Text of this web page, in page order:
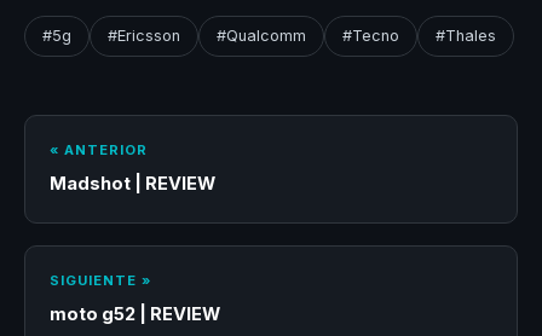
#5g #Ericsson #Qualcomm #Tecno #Thales
« ANTERIOR
Madshot | REVIEW
SIGUIENTE »
moto g52 | REVIEW